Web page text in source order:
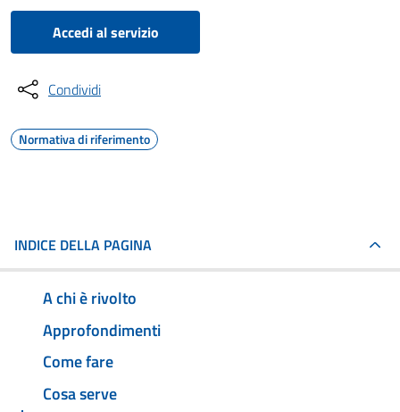
Accedi al servizio
Condividi
Normativa di riferimento
INDICE DELLA PAGINA
A chi è rivolto
Approfondimenti
Come fare
Cosa serve